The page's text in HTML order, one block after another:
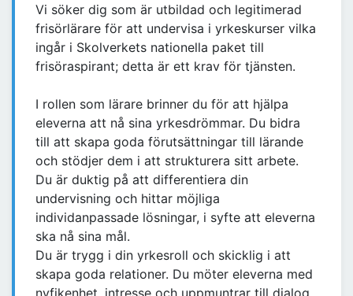
Vi söker dig som är utbildad och legitimerad
frisörlärare för att undervisa i yrkeskurser vilka
ingår i Skolverkets nationella paket till
frisöraspirant; detta är ett krav för tjänsten.
I rollen som lärare brinner du för att hjälpa
eleverna att nå sina yrkesdrömmar. Du bidra
till att skapa goda förutsättningar till lärande
och stödjer dem i att strukturera sitt arbete.
Du är duktig på att differentiera din
undervisning och hittar möjliga
individanpassade lösningar, i syfte att eleverna
ska nå sina mål.
Du är trygg i din yrkesroll och skicklig i att
skapa goda relationer. Du möter eleverna med